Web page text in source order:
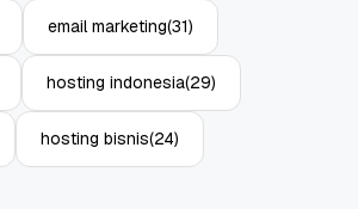
email marketing(31)
hosting indonesia(29)
hosting bisnis(24)